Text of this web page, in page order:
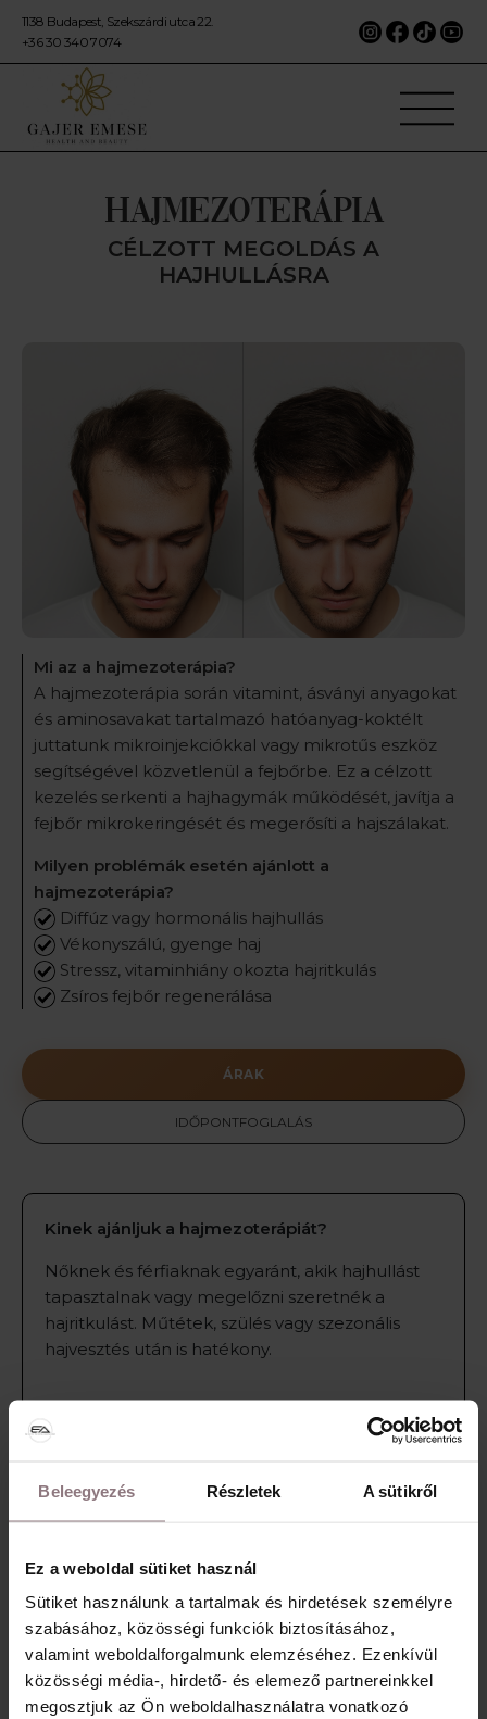
Beleegyezés Részletek A sütikről
Ez a weboldal sütiket használ
Sütiket használunk a tartalmak és hirdetések személyre
szabásához, közösségi funkciók biztosításához,
valamint weboldalforgalmunk elemzéséhez. Ezenkívül
közösségi média-, hirdető- és elemező partnereinkkel
megosztjuk az Ön weboldalhasználatra vonatkozó
1138 Budapest, Szekszárdi utca 22.
+36 30 340 7074
HAJMEZOTERÁPIA
CÉLZOTT MEGOLDÁS A
HAJHULLÁSRA
Mi az a hajmezoterápia?
A hajmezoterápia során vitamint, ásványi anyagokat
és aminosavakat tartalmazó hatóanyag-koktélt
juttatunk mikroinjekciókkal vagy mikrotűs eszköz
segítségével közvetlenül a fejbőrbe. Ez a célzott
kezelés serkenti a hajhagymák működését, javítja a
fejbőr mikrokeringését és megerősíti a hajszálakat.
Milyen problémák esetén ajánlott a
hajmezoterápia?
Diffúz vagy hormonális hajhullás
Vékonyszálú, gyenge haj
Stressz, vitaminhiány okozta hajritkulás
Zsíros fejbőr regenerálása
ÁRAK
IDŐPONTFOGLALÁS
Kinek ajánljuk a hajmezoterápiát?
Nőknek és férfiaknak egyaránt, akik hajhullást
tapasztalnak vagy megelőzni szeretnék a
hajritkulást. Műtétek, szülés vagy szezonális
hajvesztés után is hatékony.
érzékelhetők, a végleges hatás kúra után
Egyszeri kezelés vagy kúraszerű?